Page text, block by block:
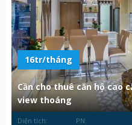
16tr/tháng
Cần cho thuê căn hộ cao
view thoáng
Diện tích:
PN: